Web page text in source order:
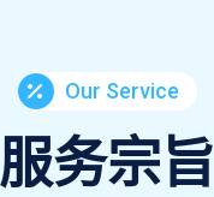
Our Service
服务宗旨